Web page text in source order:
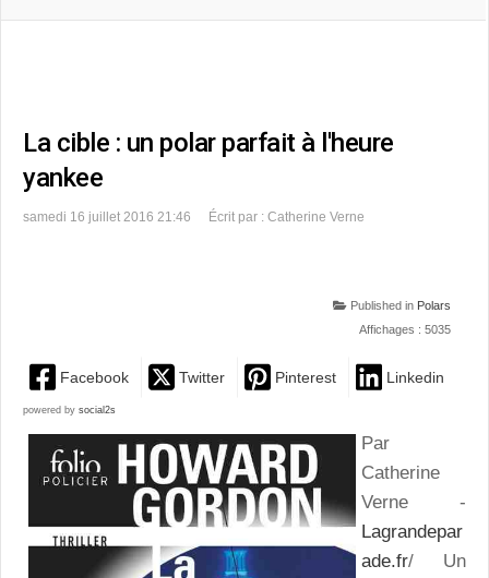
La cible : un polar parfait à l'heure
yankee
samedi 16 juillet 2016 21:46 Écrit par : Catherine Verne
Published in Polars
Affichages : 5035
Facebook Twitter Pinterest Linkedin
powered by social2s
Par
Catherine
Verne -
Lagrandepar
ade.fr/ Un